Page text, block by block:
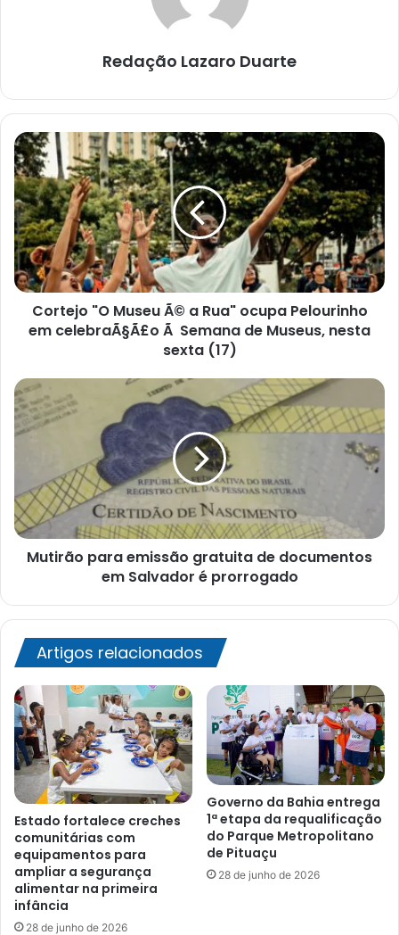
Redação Lazaro Duarte
Cortejo
"O
Museu
Ã©
a
Rua"
ocupa
Pelourinho
em
celebraÃ§Ã£o
Museus,
nesta
sexta
(17)
Cortejo "O Museu Ã© a Rua" ocupa Pelourinho
em celebraÃ§Ã£o Ã Semana de Museus, nesta
sexta (17)
Mutirão
para
emissão
documentos
em
Salvador
é
prorrogado
Mutirão para emissão gratuita de documentos
em Salvador é prorrogado
Artigos relacionados
Estado fortalece creches
comunitárias com
equipamentos para
ampliar a segurança
alimentar na primeira
infância
28 de junho de 2026
Governo da Bahia entrega
1ª etapa da requalificação
do Parque Metropolitano
de Pituaçu
28 de junho de 2026